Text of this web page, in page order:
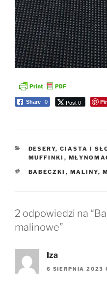
Share 0 Post 0
KATEGORIE
DESERY, CIASTA I
MUFFINKI ,
TAGI
BABECZKI , MALINY,
2 odpowiedzi na
malinowe”
Iza
6 SIERPNIA 2023